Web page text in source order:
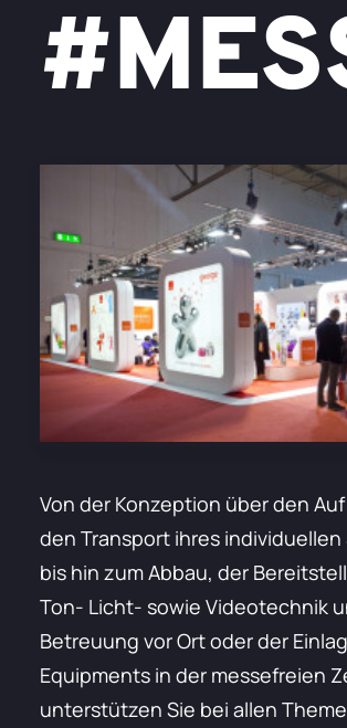
Von der Konzeption über den
den Transport ihres individuellen
bis hin zum Abbau, der
Ton- Licht- sowie Videotechnik
Betreuung vor Ort oder der
Equipments in der messefreien
unterstützen Sie bei allen